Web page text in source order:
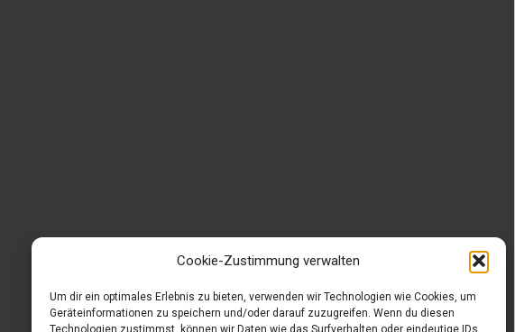
Cookie-Zustimmung verwalten
Um dir ein optimales Erlebnis zu bieten, verwenden wir Technologien wie Cookies, um
Geräteinformationen zu speichern und/oder darauf zuzugreifen. Wenn du diesen
Technologien zustimmst, können wir Daten wie das Surfverhalten oder eindeutige IDs